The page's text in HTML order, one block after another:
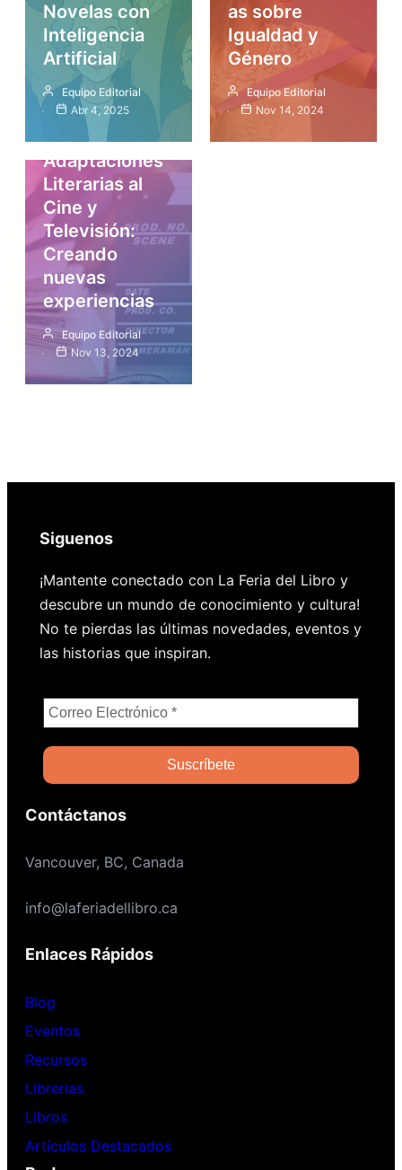
Novelas con
Inteligencia
Artificial
Equipo Editorial
Abr 4, 2025
as sobre
Igualdad y
Género
Equipo Editorial
Nov 14, 2024
Artículos
Adaptaciones
Literarias al
Cine y
Televisión:
Creando
nuevas
experiencias
Equipo Editorial
Nov 13, 2024
Siguenos
¡Mantente conectado con La Feria del Libro y
descubre un mundo de conocimiento y cultura!
No te pierdas las últimas novedades, eventos y
las historias que inspiran.
Contáctanos
Vancouver, BC, Canada
info@laferiadellibro.ca
Enlaces Rápidos
Blog
Eventos
Recursos
Librerias
Libros
Artículos Destacados